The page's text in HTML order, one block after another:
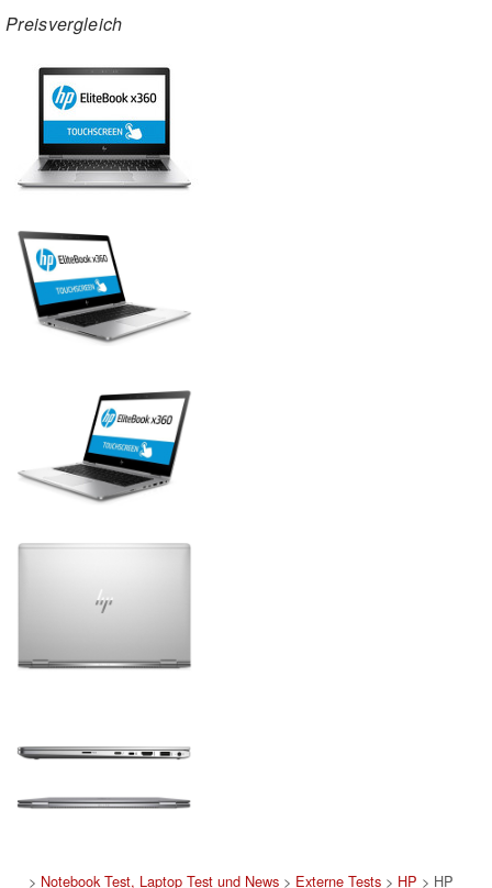
Preisvergleich
> Notebook Test, Laptop Test und News> Externe Tests> HP > HP